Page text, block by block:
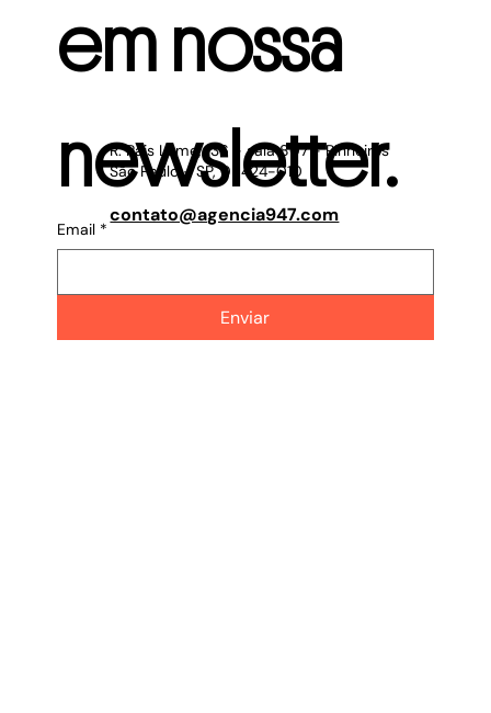
em nossa
newsletter.
Email *
Enviar
R. Pais Leme, 136 - sala 807 - Pinheiros
São Paulo - SP, 05424-010
contato@agencia947.com